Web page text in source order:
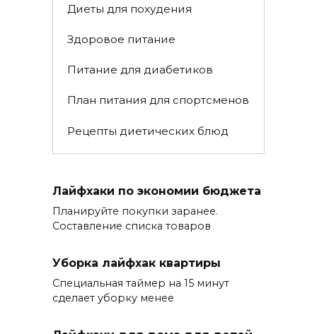
Диеты для похудения
Здоровое питание
Питание для диабетиков
План питания для спортсменов
Рецепты диетических блюд
Лайфхаки по экономии бюджета
Планируйте покупки заранее.
Составление списка товаров
Уборка лайфхак квартиры
Специальная таймер на 15 минут
сделает уборку менее